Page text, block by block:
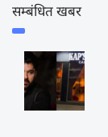
सम्बंधित खबर